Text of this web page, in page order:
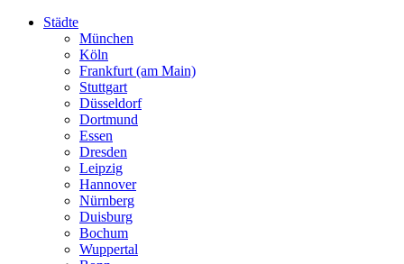
Städte
München
Köln
Frankfurt (am Main)
Stuttgart
Düsseldorf
Dortmund
Essen
Dresden
Leipzig
Hannover
Nürnberg
Duisburg
Bochum
Wuppertal